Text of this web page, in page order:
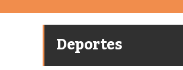
Deportes